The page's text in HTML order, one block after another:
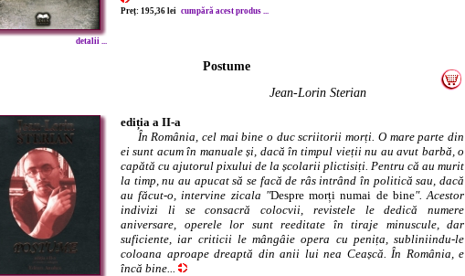
detalii ...
Preț: 195,36 lei cumpără acest produs ...
Postume
Jean-Lorin Sterian
ediția a II-a
În România, cel mai bine o duc scriitorii morți. O mare parte din
ei sunt acum în manuale și, dacă în timpul vieții nu au avut barbă, o
capătă cu ajutorul pixului de la școlarii plictisiți. Pentru că au murit
la timp, nu au apucat să se facă de râs intrând în politică sau, dacă
au făcut-o, intervine zicala "Despre morți numai de bine". Acestor
indivizi li se consacră colocvii, revistele le dedică numere
aniversare, operele lor sunt reeditate în tiraje minuscule, dar
suficiente, iar criticii le mângâie opera cu penița, subliniindu-le
coloana aproape dreaptă din anii lui nea Ceașcă. În România, e
încă bine...